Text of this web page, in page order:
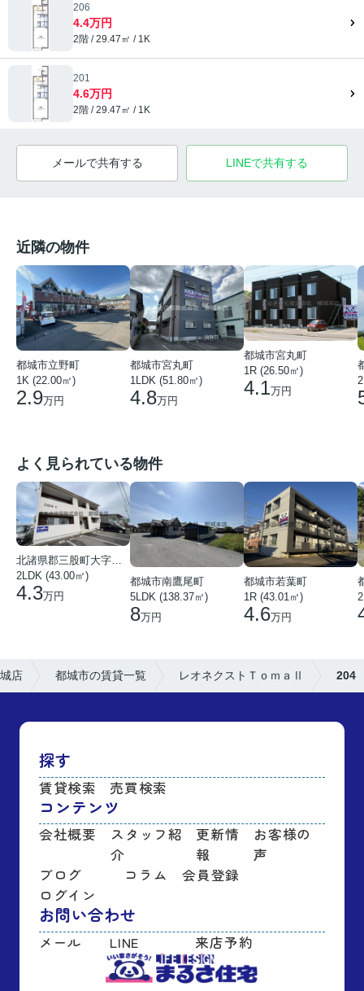
206
4.4万円
2階 / 29.47㎡ / 1K
201
4.6万円
2階 / 29.47㎡ / 1K
メールで共有する LINEで共有する
近隣の物件
都城市立野町
1K (22.00㎡)
2.9万円
都城市宮丸町
1LDK (51.80㎡)
4.8万円
都城市宮丸町
1R (26.50㎡)
4.1万円
よく見られている物件
北諸県郡三股町大字蓼池
2LDK (43.00㎡)
4.3万円
都城市南鷹尾町
5LDK (138.37㎡)
8万円
都城市若葉町
1R (43.01㎡)
4.6万円
店 都城市の賃貸一覧 レオネクストＴｏｍａⅡ 204
探す
賃貸検索 売買検索
コンテンツ
会社概要
スタッフ紹
介
更新情
報
お客様の
声
ブログ
コラム
会員登録
ログイン
お問い合わせ
メール LINE 来店予約